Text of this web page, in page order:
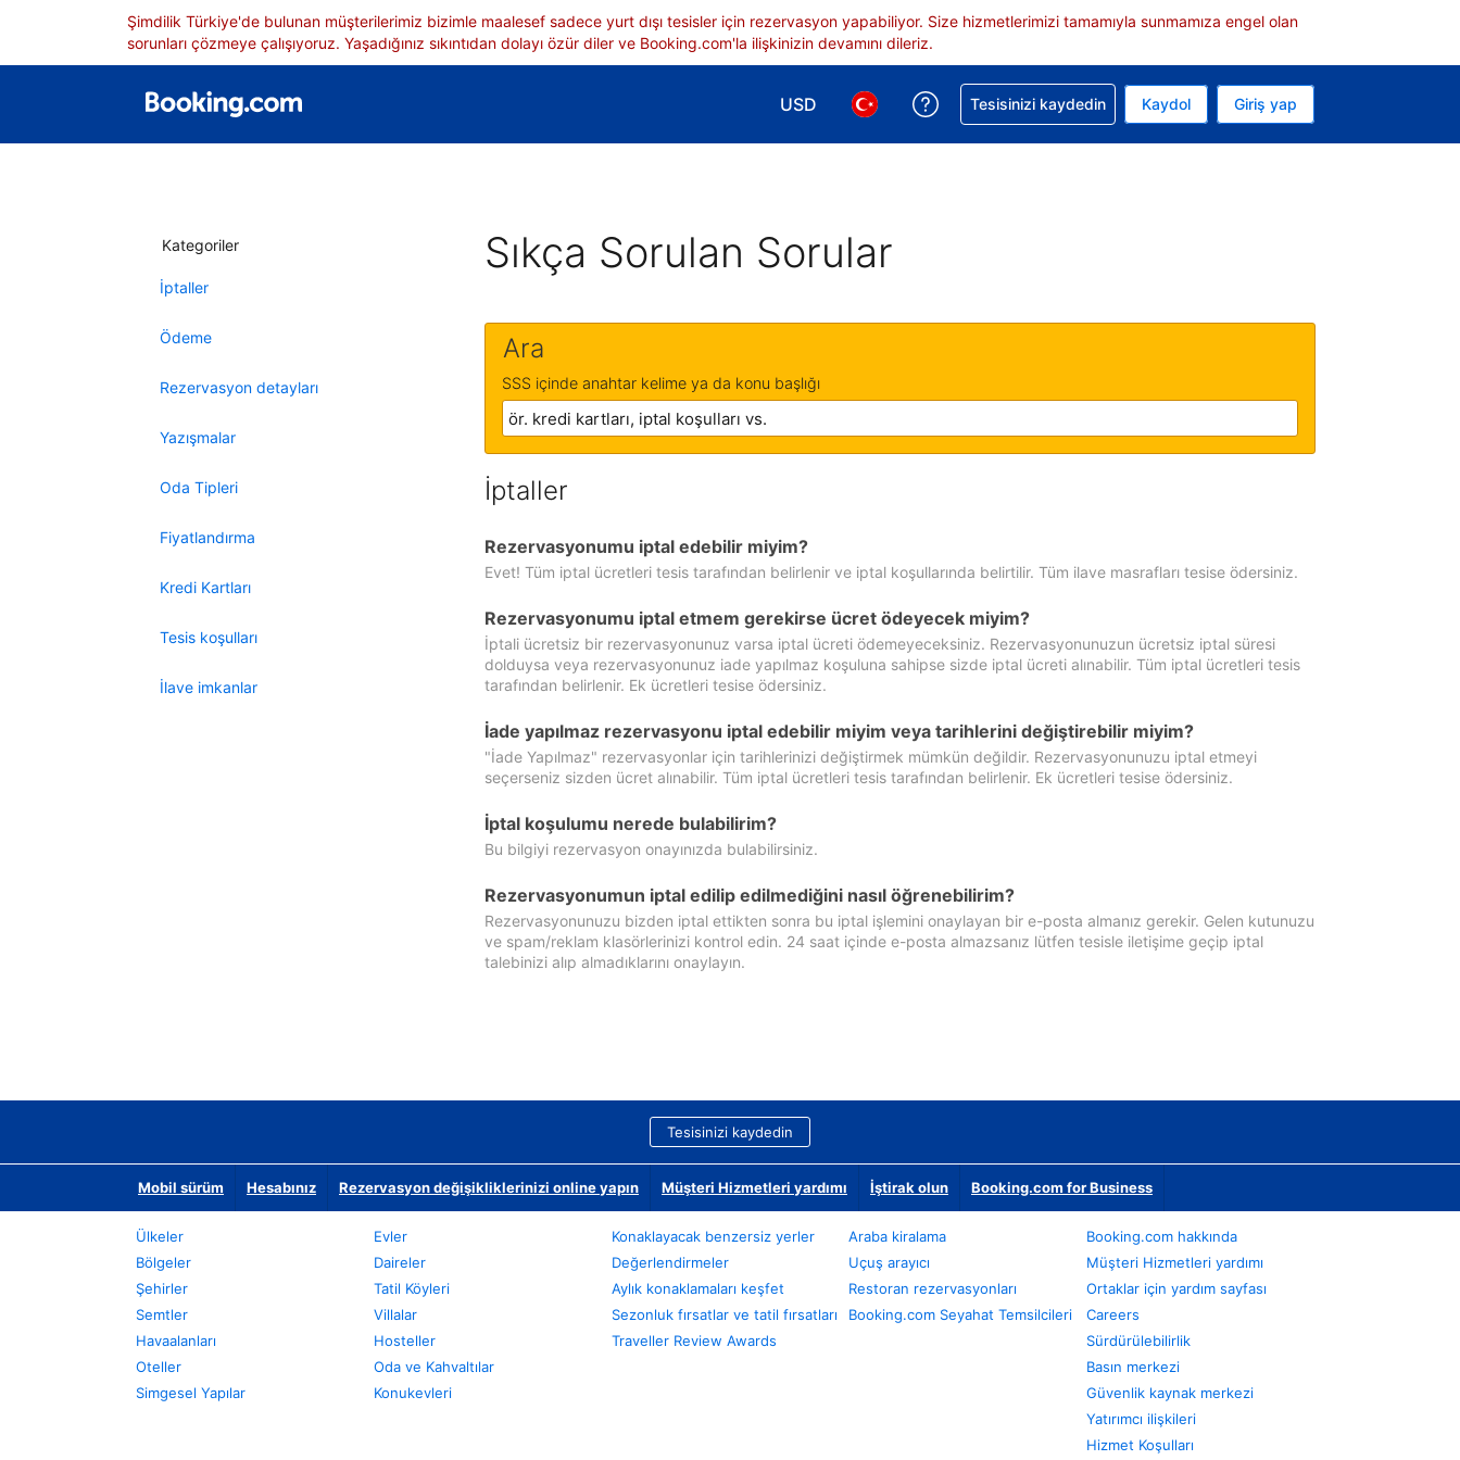
Şimdilik Türkiye'de bulunan müşterilerimiz bizimle maalesef sadece yurt dışı tesisler için rezervasyon yapabiliyor. Size hizmetlerimizi tamamıyla sunmamıza engel olan
sorunları çözmeye çalışıyoruz. Yaşadığınız sıkıntıdan dolayı özür diler ve Booking.com'la ilişkinizin devamını dileriz.
USD
Para birimi seçimi yap. Mevcut para biriminiz ABD doları
Dil seçimi yap. Mevcut diliniz Türkçe
Rezervasyonunuzla ilgili yardım alın
Tesisinizi kaydedin Kaydol Giriş yap
Kategoriler
İptaller
Ödeme
Rezervasyon detayları
Yazışmalar
Oda Tipleri
Fiyatlandırma
Kredi Kartları
Tesis koşulları
İlave imkanlar
Sıkça Sorulan Sorular
Ara
SSS içinde anahtar kelime ya da konu başlığı
İptaller
Rezervasyonumu iptal edebilir miyim?
Evet! Tüm iptal ücretleri tesis tarafından belirlenir ve iptal koşullarında belirtilir. Tüm ilave masrafları tesise ödersiniz.
Rezervasyonumu iptal etmem gerekirse ücret ödeyecek miyim?
İptali ücretsiz bir rezervasyonunuz varsa iptal ücreti ödemeyeceksiniz. Rezervasyonunuzun ücretsiz iptal süresi
dolduysa veya rezervasyonunuz iade yapılmaz koşuluna sahipse sizde iptal ücreti alınabilir. Tüm iptal ücretleri tesis
tarafından belirlenir. Ek ücretleri tesise ödersiniz.
İade yapılmaz rezervasyonu iptal edebilir miyim veya tarihlerini değiştirebilir miyim?
"İade Yapılmaz" rezervasyonlar için tarihlerinizi değiştirmek mümkün değildir. Rezervasyonunuzu iptal etmeyi
seçerseniz sizden ücret alınabilir. Tüm iptal ücretleri tesis tarafından belirlenir. Ek ücretleri tesise ödersiniz.
İptal koşulumu nerede bulabilirim?
Bu bilgiyi rezervasyon onayınızda bulabilirsiniz.
Rezervasyonumun iptal edilip edilmediğini nasıl öğrenebilirim?
Rezervasyonunuzu bizden iptal ettikten sonra bu iptal işlemini onaylayan bir e-posta almanız gerekir. Gelen kutunuzu
ve spam/reklam klasörlerinizi kontrol edin. 24 saat içinde e-posta almazsanız lütfen tesisle iletişime geçip iptal
talebinizi alıp almadıklarını onaylayın.
Tesisinizi kaydedin
Mobil sürüm Hesabınız Rezervasyon değişikliklerinizi online yapın Müşteri Hizmetleri yardımı İştirak olun Booking.com for Business
Ülkeler
Bölgeler
Şehirler
Semtler
Havaalanları
Oteller
Simgesel Yapılar
Evler
Daireler
Tatil Köyleri
Villalar
Hosteller
Oda ve Kahvaltılar
Konukevleri
Konaklayacak benzersiz yerler
Değerlendirmeler
Aylık konaklamaları keşfet
Sezonluk fırsatlar ve tatil fırsatları
Traveller Review Awards
Araba kiralama
Uçuş arayıcı
Restoran rezervasyonları
Booking.com Seyahat Temsilcileri
Booking.com hakkında
Müşteri Hizmetleri yardımı
Ortaklar için yardım sayfası
Careers
Sürdürülebilirlik
Basın merkezi
Güvenlik kaynak merkezi
Yatırımcı ilişkileri
Hizmet Koşulları